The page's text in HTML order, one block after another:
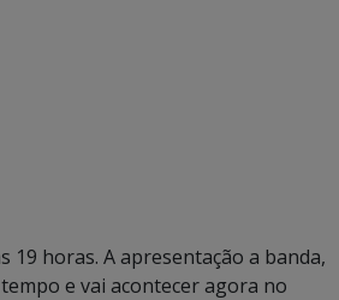
19 horas. A apresentação a banda,
e vai acontecer agora no